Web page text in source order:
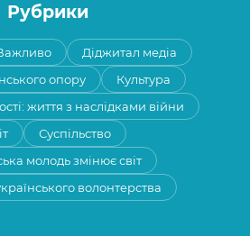
Рубрики
Діджитал медіа
опору
Культура
життя з наслідками війни
Суспільство
молодь змінює світ
волонтерства